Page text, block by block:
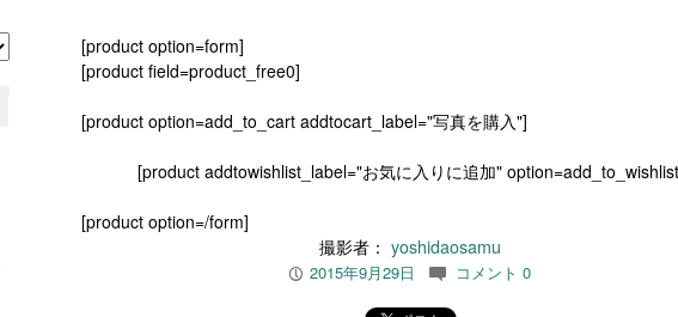
[product option=form]
[product field=product_free0]
[product option=add_to_cart addtocart_label="写真を購入"]
[product addtowishlist_label="お気に入りに追加"
[product option=/form]
撮影者： yoshidaosamu
P 2015年9月29日 c コメント 0